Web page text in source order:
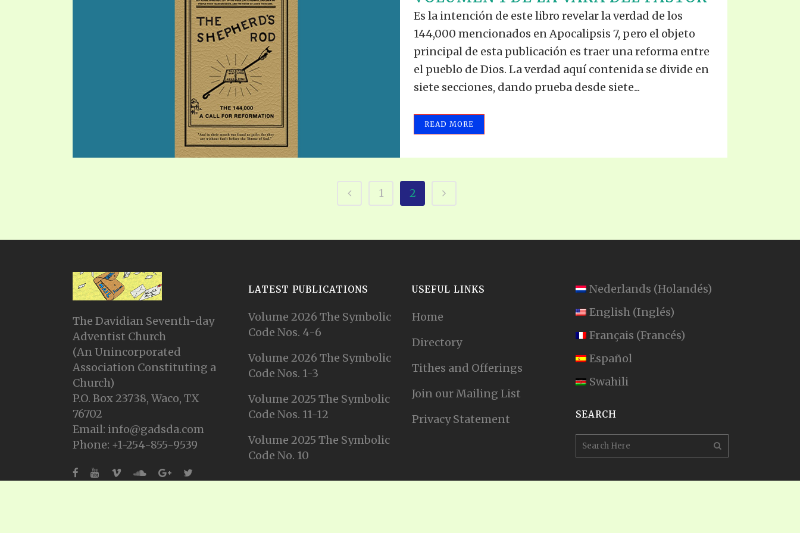
UNNUMBERED TRACTS
JEZREEL LETTERS, NOS. 1-9
SHEPHERD’S ROD STUDY CHARTS
THE SHEPHERD’S ROD IN EPUB
SPIRIT OF PROPHECY EXCERPTS
LITERATURE
VIDEO ARCHIVES
TODOS LOS VIDEO
Es la intención de este libro revelar la verdad de los
144,000 mencionados en Apocalipsis 7, pero el objeto
principal de esta publicación es traer una reforma entre
el pueblo de Dios. La verdad aquí contenida se divide en
siete secciones, dando prueba desde siete...
READ MORE
1 2
The Davidian Seventh-day
Adventist Church
(An Unincorporated
Association Constituting a
Church)
P.O. Box 23738, Waco, TX
76702
Email: info@gadsda.com
Phone: +1-254-855-9539
LATEST PUBLICATIONS
Volume 2026 The Symbolic
Code Nos. 4-6
Volume 2026 The Symbolic
Code Nos. 1-3
Volume 2025 The Symbolic
Code Nos. 11-12
Volume 2025 The Symbolic
Code No. 10
USEFUL LINKS
Home
Directory
Tithes and Offerings
Join our Mailing List
Privacy Statement
Nederlands (Holandés)
English (Inglés)
Français (Francés)
Español
Swahili
SEARCH